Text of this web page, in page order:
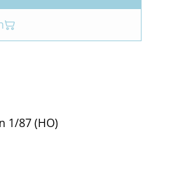
1/87 (HO)